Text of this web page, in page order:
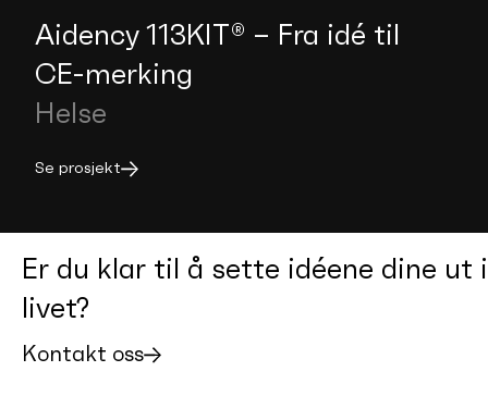
Aidency 113KIT® – Fra idé til
CE-merking
Helse
Se prosjekt
Er du klar til å sette idéene dine ut i
livet?
Kontakt oss